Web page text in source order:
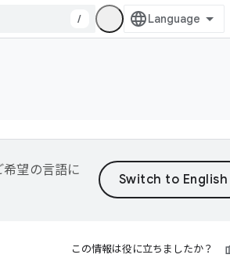
/
望の言語に
この情報は役に立ちましたか？